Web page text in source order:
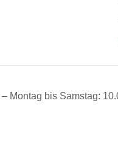
Montag bis Samstag: